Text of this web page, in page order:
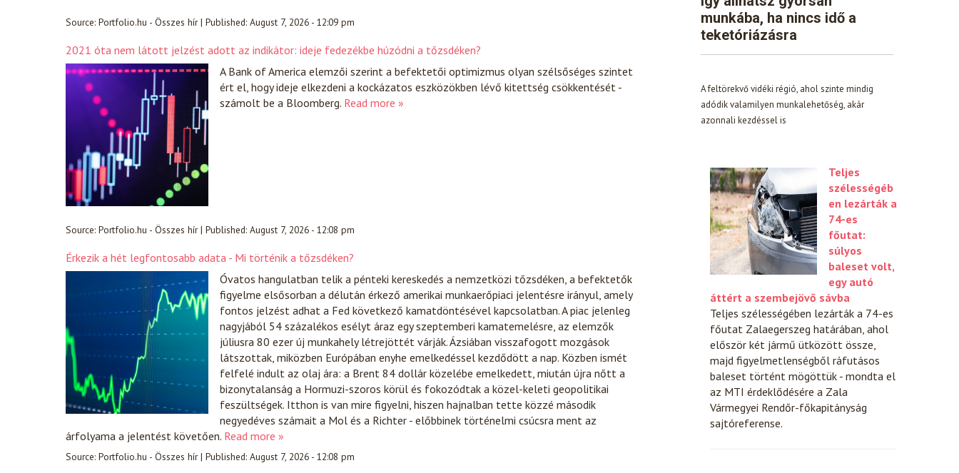
Source: Portfolio.hu - Összes hír| Published: August 7, 2026 - 12:09 pm
2021 óta nem látott jelzést adott az indikátor: ideje fedezékbe húzódni a tőzsdéken?
A Bank of America elemzői szerint a befektetői optimizmus olyan szélsőséges szintet
ért el, hogy ideje elkezdeni a kockázatos eszközökben lévő kitettség csökkentését -
számolt be a Bloomberg. Read more »
Source: Portfolio.hu - Összes hír| Published: August 7, 2026 - 12:08 pm
Érkezik a hét legfontosabb adata - Mi történik a tőzsdéken?
Óvatos hangulatban telik a pénteki kereskedés a nemzetközi tőzsdéken, a befektetők
figyelme elsősorban a délután érkező amerikai munkaerőpiaci jelentésre irányul, amely
fontos jelzést adhat a Fed következő kamatdöntésével kapcsolatban. A piac jelenleg
nagyjából 54 százalékos esélyt áraz egy szeptemberi kamatemelésre, az elemzők
júliusra 80 ezer új munkahely létrejöttét várják. Ázsiában visszafogott mozgások
látszottak, miközben Európában enyhe emelkedéssel kezdődött a nap. Közben ismét
felfelé indult az olaj ára: a Brent 84 dollár közelébe emelkedett, miután újra nőtt a
bizonytalanság a Hormuzi-szoros körül és fokozódtak a közel-keleti geopolitikai
feszültségek. Itthon is van mire figyelni, hiszen hajnalban tette közzé második
negyedéves számait a Mol és a Richter - előbbinek történelmi csúcsra ment az
árfolyama a jelentést követően. Read more »
Source: Portfolio.hu - Összes hír| Published: August 7, 2026 - 12:08 pm
munkába, ha nincs idő a
teketóriázásra
A feltörekvő vidéki régió, ahol szinte mindig
adódik valamilyen munkalehetőség, akár
azonnali kezdéssel is
Teljes
szélességéb
en lezárták a
74-es
főutat:
súlyos
baleset volt,
egy autó
áttért a szembejövő sávba
Teljes szélességében lezárták a 74-es
főutat Zalaegerszeg határában, ahol
először két jármű ütközött össze,
majd figyelmetlenségből ráfutásos
baleset történt mögöttük - mondta el
az MTI érdeklődésére a Zala
Vármegyei Rendőr-főkapitányság
sajtóreferense.